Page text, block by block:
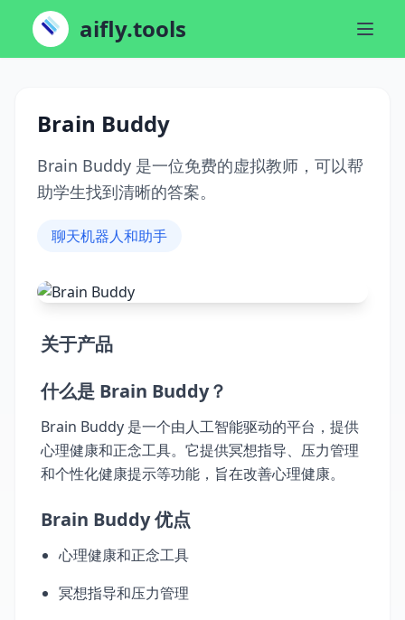
aifly.tools
Brain Buddy
Brain Buddy 是一位免费的虚拟教师，可以帮
助学生找到清晰的答案。
聊天机器人和助手
关于产品
什么是 Brain Buddy？
Brain Buddy 是一个由人工智能驱动的平台，提供
心理健康和正念工具。它提供冥想指导、压力管理
和个性化健康提示等功能，旨在改善心理健康。
Brain Buddy 优点
心理健康和正念工具
冥想指导和压力管理